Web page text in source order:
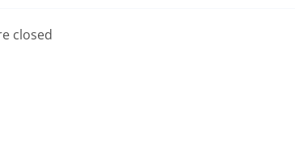
closed